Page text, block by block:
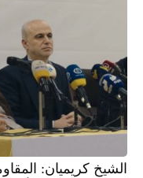
الشيخ كريميان: